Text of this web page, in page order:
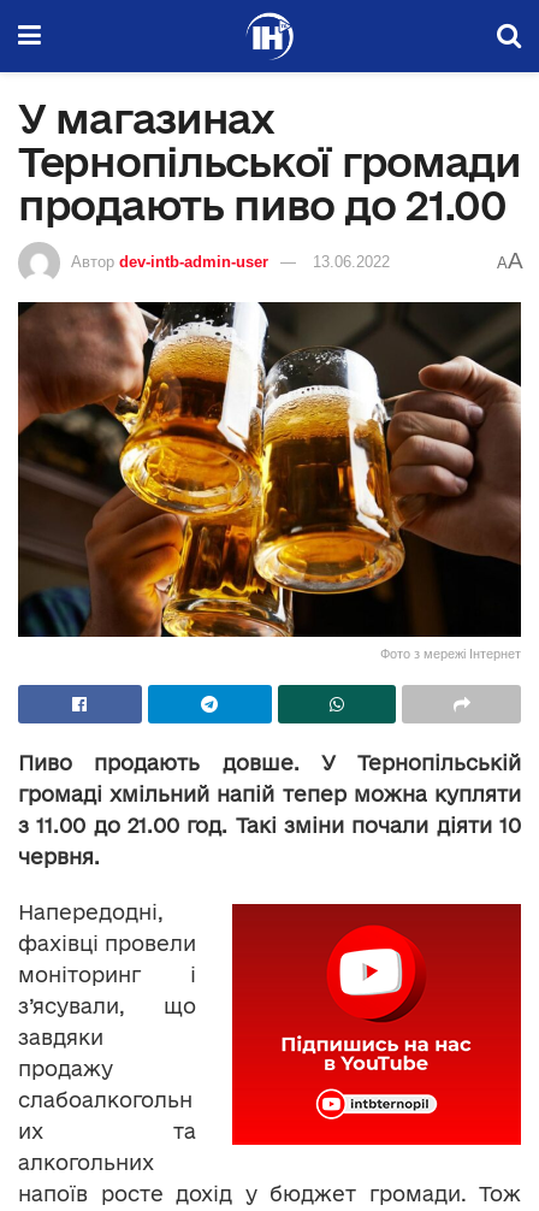
У магазинах
Тернопільської громади
продають пиво до 21.00
Автор dev-intb-admin-user 13.06.2022 AA
Фото з мережі Інтернет
Пиво продають довше. У Тернопільській
громаді хмільний напій тепер можна купляти
з 11.00 до 21.00 год. Такі зміни почали діяти 10
червня.
Напередодні,
фахівці провели
моніторинг і
з’ясували, що
завдяки
продажу
слабоалкогольн
их та
алкогольних
напоїв росте дохід у бюджет громади. Тож